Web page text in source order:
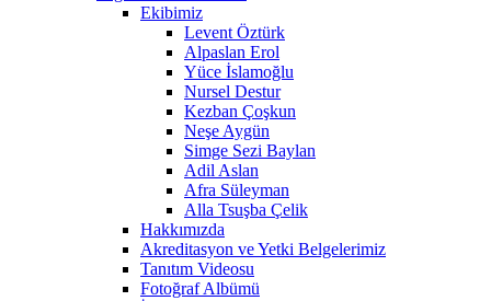
Ekibimiz
Levent Öztürk
Alpaslan Erol
Yüce İslamoğlu
Nursel Destur
Kezban Çoşkun
Neşe Aygün
Simge Sezi Baylan
Adil Aslan
Afra Süleyman
Alla Tsuşba Çelik
Hakkımızda
Akreditasyon ve Yetki Belgelerimiz
Tanıtım Videosu
Fotoğraf Albümü